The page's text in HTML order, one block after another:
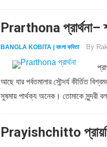
Prarthona
BANGLA KOBITA | বাংলা কবিতা By
আছে যার পর্বতমালার সৌন্দর্য কীর্তিত
সুষমায় পার্থক্য অনেক। তোমাকে সুন্দরী
Prayishchitto